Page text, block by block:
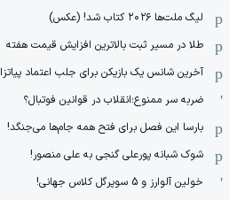
لیگ ملت‌ها ٢٠٢۶ کتاب شد! (عکس)
طلا در مسیر ثبت بالاترین افزایش قیمت هفته
آخرین شانس یک بازیکن برای جلب اعتماد پیاتزا
ضربه سر ممنوع؛انقلاب در قوانین فوتبال؟
بارسا این فصل برای فتح همه جام‌ها می‌جنگد!
شوک شبانه پورعلی گنجی به علی منصور!
خولین آلوارز و 5 سوپرگل کلاس جهانی!